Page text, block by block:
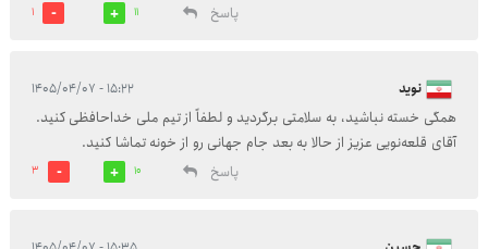
پاسخ
11
1
نوید ۱۵:۲۲ - ۱۴۰۵/۰۴/۰۷
همگی خسته نباشید، به سلامتی برگردید و لطفاً از تیم ملی خداحافظی کنید.
آقای قلعه‌نویی عزیز از حالا به بعد جام جهانی رو از خونه تماشا کنید.
پاسخ
10
3